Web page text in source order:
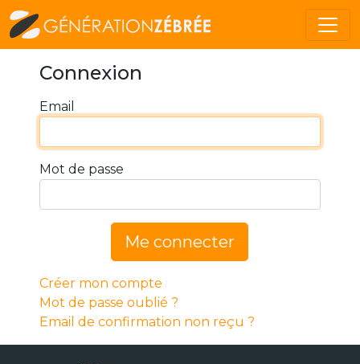
Connexion
Email
Mot de passe
Me connecter
Créer mon compte
Mot de passe oublié ?
Email de confirmation non reçu ?